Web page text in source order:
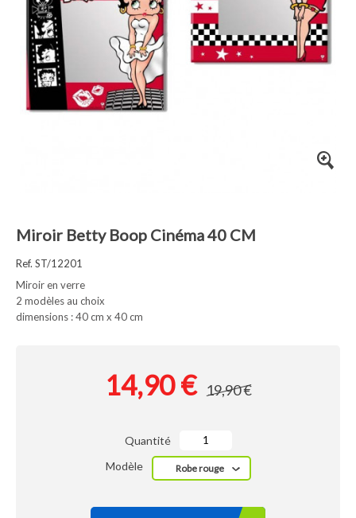
Miroir Betty Boop Cinéma 40 CM
Ref. ST/12201
Miroir en verre
2 modèles au choix
dimensions : 40 cm x 40 cm
14,90 € 19,90 €
Quantité
Modèle
Robe rouge